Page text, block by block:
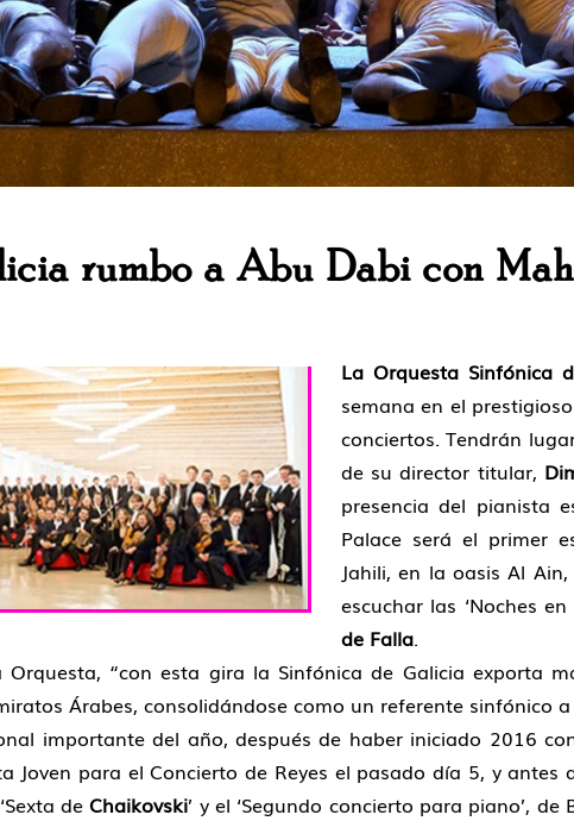
rumbo a Abu Dabi con
La Orquesta Sinfónica
semana en el
conciertos. Tendrán
de su director titular,
presencia del pianista
Palace será el primer
Jahili, en la oasis Al
escuchar las ‘Noches
de Falla.
“con esta gira la Sinfónica de Galicia exporta
Árabes, consolidándose como un referente sinfónico
importante del año, después de haber iniciado 2016
Joven para el Concierto de Reyes el pasado día 5, y antes
deChaikovski’ y el ‘Segundo concierto para piano’,